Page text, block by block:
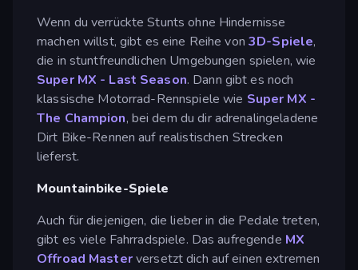
Wenn du verrückte Stunts ohne Hindernisse
machen willst, gibt es eine Reihe von 3D-Spiele,
die in stuntfreundlichen Umgebungen spielen, wie
Super MX - Last Season. Dann gibt es noch
klassische Motorrad-Rennspiele wie Super MX -
The Champion, bei dem du dir adrenalingeladene
Dirt Bike-Rennen auf realistischen Strecken
lieferst.
Mountainbike-Spiele
Auch für diejenigen, die lieber in die Pedale treten,
gibt es viele Fahrradspiele. Das aufregende MX
Offroad Masterversetzt dich auf einen extremen